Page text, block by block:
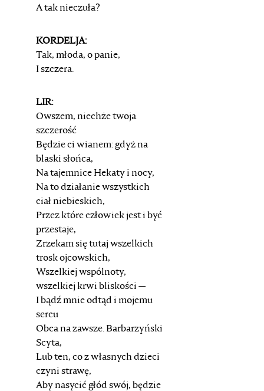
A tak nieczuła?
KORDELJA:
Tak, młoda, o panie,
I szczera.
LIR:
Owszem, niechże twoja
szczerość
Będzie ci wianem: gdyż na
blaski słońca,
Na tajemnice Hekaty i nocy,
Na to działanie wszystkich
ciał niebieskich,
Przez które człowiek jest i być
przestaje,
Zrzekam się tutaj wszelkich
trosk ojcowskich,
Wszelkiej wspólnoty,
wszelkiej krwi bliskości —
I bądź mnie odtąd i mojemu
sercu
Obca na zawsze. Barbarzyński
Scyta,
Lub ten, co z własnych dzieci
czyni strawę,
Aby nasycić głód swój, będzie